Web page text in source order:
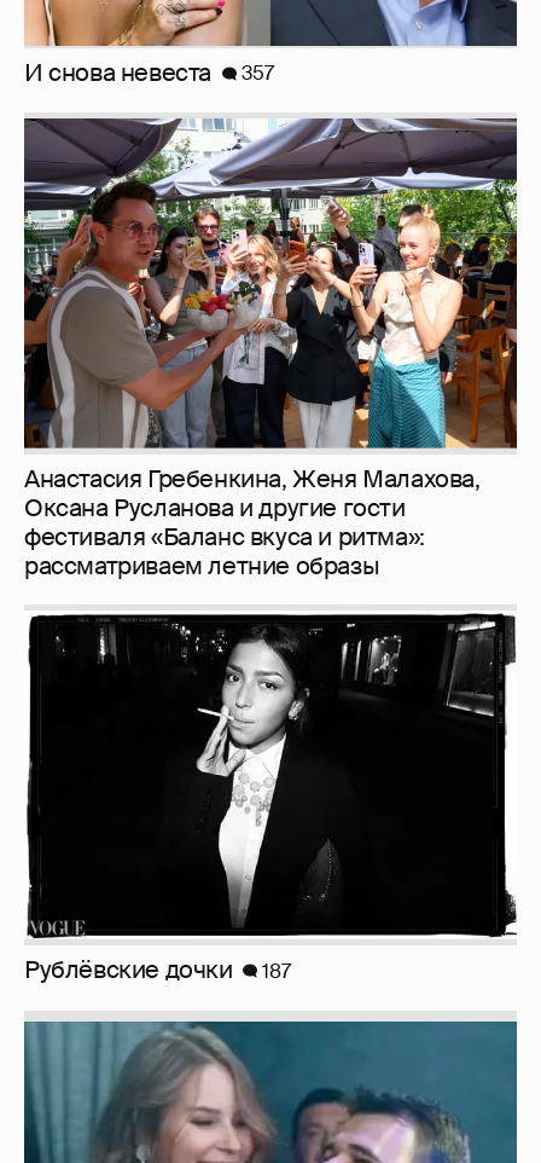
И снова невеста 357
Анастасия Гребенкина, Женя Малахова,
Оксана Русланова и другие гости
фестиваля «Баланс вкуса и ритма»:
рассматриваем летние образы
Рублёвские дочки 187